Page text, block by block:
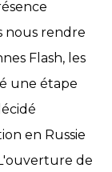
nous rendre
Flash, les
une étape
en Russie
de